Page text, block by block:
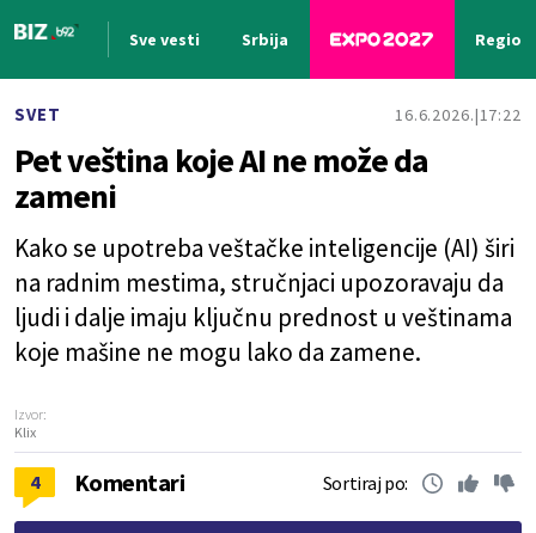
Sve vesti Srbija Region
SVET 16.6.2026. 17:22
Pet veština koje AI ne može da
zameni
Kako se upotreba veštačke inteligencije (AI) širi
na radnim mestima, stručnjaci upozoravaju da
ljudi i dalje imaju ključnu prednost u veštinama
koje mašine ne mogu lako da zamene.
Izvor:
Klix
4 Komentari Sortiraj po: